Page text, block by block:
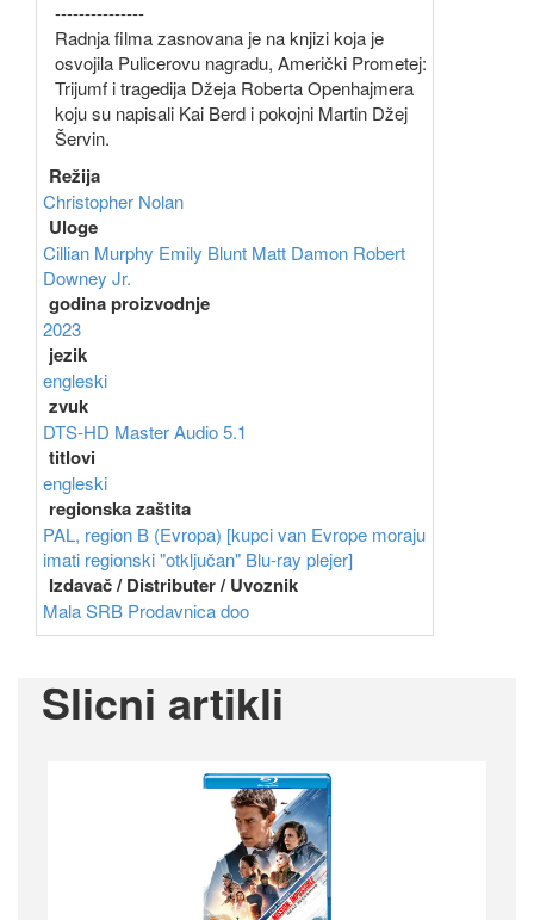
---------------
Radnja filma zasnovana je na knjizi koja je
osvojila Pulicerovu nagradu, Američki Prometej:
Trijumf i tragedija Džeja Roberta Openhajmera
koju su napisali Kai Berd i pokojni Martin Džej
Šervin.
Režija
Christopher Nolan
Uloge
Cillian Murphy Emily Blunt Matt Damon Robert
Downey Jr.
godina proizvodnje
2023
jezik
engleski
zvuk
DTS-HD Master Audio 5.1
titlovi
engleski
regionska zaštita
PAL, region B (Evropa) [kupci van Evrope moraju
imati regionski "otključan" Blu-ray plejer]
Izdavač / Distributer / Uvoznik
Mala SRB Prodavnica doo
Slicni artikli